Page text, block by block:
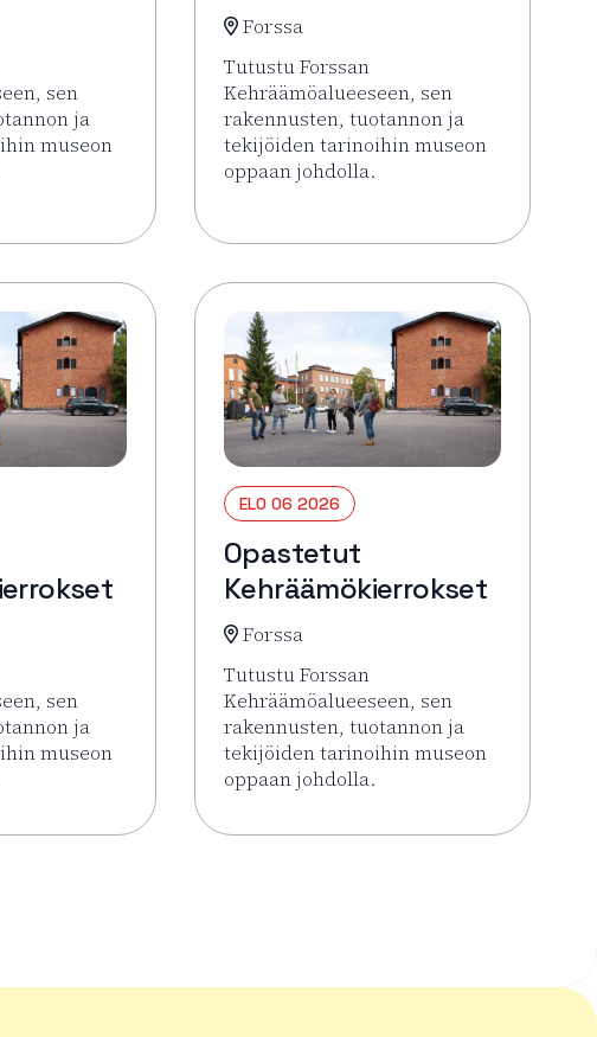
sen
ja
museon
Opastetut Kehräämökierrokset
Forssa
Tutustu Forssan
Kehräämöalueeseen, sen
rakennusten, tuotannon ja
tekijöiden tarinoihin museon
oppaan johdolla.
Lue lisää tapahtumasta Opastetut
sen
ja
museon
Opastetut Kehräämökierrokset
ELO 06 2026
Opastetut
Kehräämökierrokset
Forssa
Tutustu Forssan
Kehräämöalueeseen, sen
rakennusten, tuotannon ja
tekijöiden tarinoihin museon
oppaan johdolla.
Lue lisää tapahtumasta Opastetut